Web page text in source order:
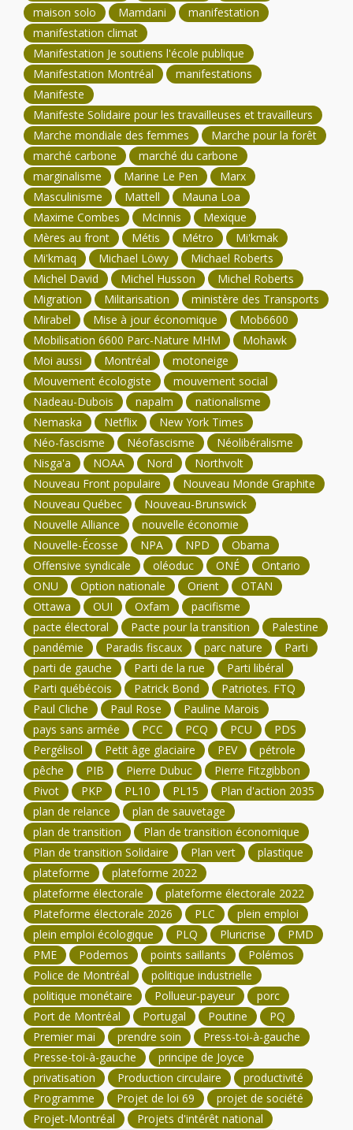
maison solo Mamdani
manifestation
manifestation climat
Manifestation Je soutiens l'école publique
Manifestation Montréal
manifestations
Manifeste
Manifeste Solidaire pour les travailleuses et travailleurs
Marche mondiale des femmes
Marche pour la forêt
marché carbone
marché du carbone
marginalisme
Marine Le Pen
Marx
Masculinisme
Mattell
Mauna Loa
Maxime Combes
McInnis
Mexique
Mères au front
Métis Métro
Mi'kmak
Mi'kmaq
Michael Löwy
Michael Roberts
Michel David
Michel Husson
Michel Roberts
Migration
Militarisation
ministère des Transports
Mirabel
Mise à jour économique
Mob6600
Mobilisation 6600 Parc-Nature MHM
Mohawk
Moi aussi
Montréal
motoneige
Mouvement écologiste
mouvement social
Nadeau-Dubois
napalm
nationalisme
Nemaska
Netflix
New York Times
Néo-fascisme
Néofascisme
Néolibéralisme
Nisga'a
NOAA Nord
Northvolt
Nouveau Front populaire
Nouveau Monde Graphite
Nouveau Québec
Nouveau-Brunswick
Nouvelle Alliance
nouvelle économie
Nouvelle-Écosse
NPA NPD
Obama
Offensive syndicale
oléoduc ONÉ
Ontario
ONU
Option nationale Orient
OTAN
Ottawa
OUI Oxfam
pacifisme
pacte électoral
Pacte pour la transition
Palestine
pandémie
Paradis fiscaux parc nature
Parti
parti de gauche
Parti de la rue
Parti libéral
Parti québécois
Patrick Bond
Patriotes. FTQ
Paul Cliche
Paul Rose
Pauline Marois
pays sans armée
PCC PCQ PCU
PDS
Pergélisol
Petit âge glaciaire PEV
pétrole
pêche
PIB Pierre Dubuc
Pierre Fitzgibbon
Pivot
PKP PL10 PL15
Plan d'action 2035
plan de relance
plan de sauvetage
plan de transition
Plan de transition économique
Plan de transition Solidaire
Plan vert
plastique
plateforme
plateforme 2022
plateforme électorale
plateforme électorale 2022
Plateforme électorale 2026
PLC
plein emploi
plein emploi écologique
PLQ Pluricrise
PMD
PME
Podemos points saillants
Polémos
Police de Montréal
politique industrielle
politique monétaire
Pollueur-payeur
porc
Port de Montréal
Portugal Poutine
PQ
Premier mai
prendre soin
Press-toi-à-gauche
Presse-toi-à-gauche
principe de Joyce
privatisation
Production circulaire
productivité
Programme
Projet de loi 69
projet de société
Projet-Montréal
Projets d'intérêt national